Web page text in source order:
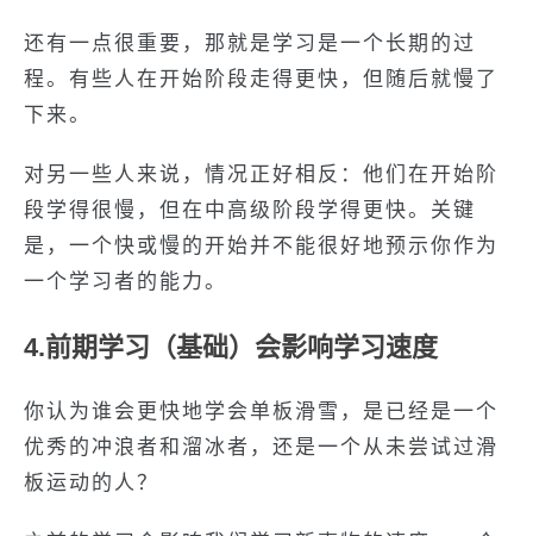
还有一点很重要，那就是学习是一个长期的过
程。有些人在开始阶段走得更快，但随后就慢了
下来。
对另一些人来说，情况正好相反：他们在开始阶
段学得很慢，但在中高级阶段学得更快。关键
是，一个快或慢的开始并不能很好地预示你作为
一个学习者的能力。
4.前期学习（基础）会影响学习速度
你认为谁会更快地学会单板滑雪，是已经是一个
优秀的冲浪者和溜冰者，还是一个从未尝试过滑
板运动的人？